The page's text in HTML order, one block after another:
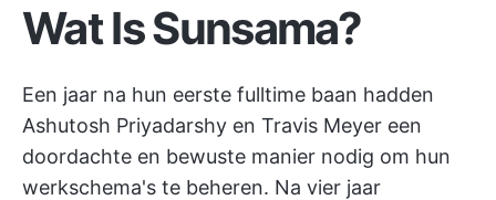
Wat Is Sunsama?
Een jaar na hun eerste fulltime baan hadden
Ashutosh Priyadarshy en Travis Meyer een
doordachte en bewuste manier nodig om hun
werkschema's te beheren. Na vier jaar